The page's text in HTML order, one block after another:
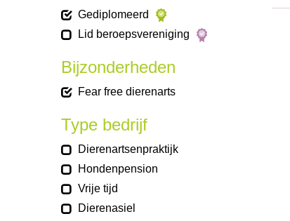
Gediplomeerd
Lid beroepsvereniging
Bijzonderheden
Fear free dierenarts
Type bedrijf
Dierenartsenpraktijk
Hondenpension
Vrije tijd
Dierenasiel